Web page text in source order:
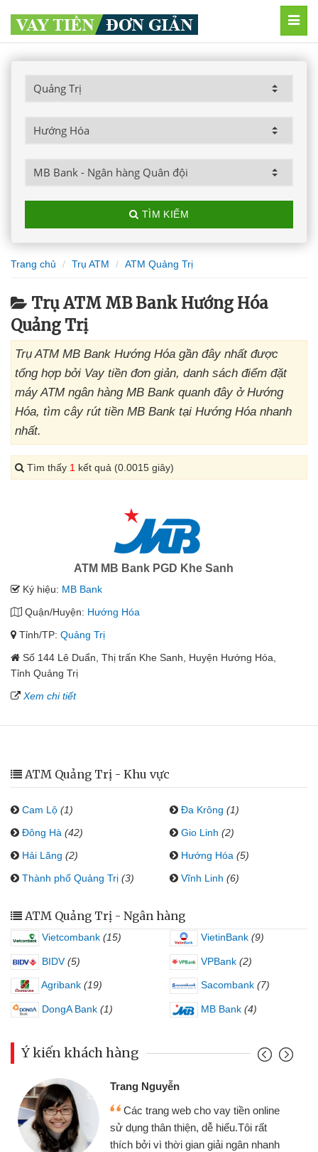
TÌM KIẾM
Trang chủ Trụ ATM ATM Quảng Trị
Trụ ATM MB Bank Hướng Hóa
Quảng Trị
Trụ ATM MB Bank Hướng Hóa gần đây nhất được
tổng hợp bởi Vay tiền đơn giản, danh sách điểm đặt
máy ATM ngân hàng MB Bank quanh đây ở Hướng
Hóa, tìm cây rút tiền MB Bank tại Hướng Hóa nhanh
nhất.
Tìm thấy 1 kết quả (0.0015 giây)
ATM MB Bank PGD Khe Sanh
Ký hiệu: MB Bank
Quận/Huyện: Hướng Hóa
Tỉnh/TP: Quảng Trị
Số 144 Lê Duẩn, Thị trấn Khe Sanh, Huyện Hướng Hóa,
Tỉnh Quảng Trị
Xem chi tiết
ATM Quảng Trị - Khu vực
Cam Lộ (1) Đa Krông (1)
Đông Hà (42) Gio Linh (2)
Hải Lăng (2) Hướng Hóa (5)
Thành phố Quảng Trị (3) Vĩnh Linh (6)
ATM Quảng Trị - Ngân hàng
Vietcombank (15) VietinBank (9)
BIDV (5) VPBank (2)
Agribank (19) Sacombank (7)
DongA Bank (1) MB Bank (4)
Ý kiến khách hàng
Trang Nguyễn
Các trang web cho vay tiền online
sử dụng thân thiện, dễ hiểu.Tôi rất
thích bởi vì thời gian giải ngân nhanh